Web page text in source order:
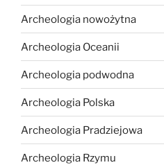
Archeologia nowożytna
Archeologia Oceanii
Archeologia podwodna
Archeologia Polska
Archeologia Pradziejowa
Archeologia Rzymu